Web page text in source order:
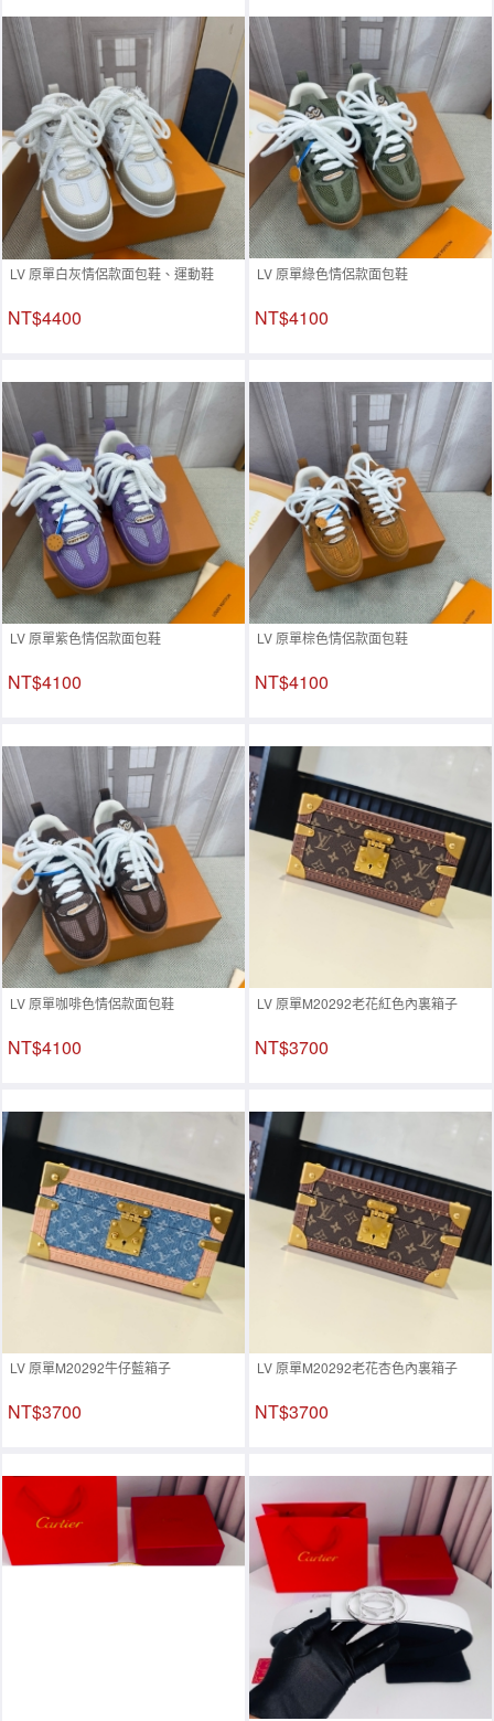
LV 原單白灰情侶款面包鞋、運動鞋
NT$4400
LV 原單綠色情侶款面包鞋
NT$4100
LV 原單紫色情侶款面包鞋
NT$4100
LV 原單棕色情侶款面包鞋
NT$4100
LV 原單咖啡色情侶款面包鞋
NT$4100
LV 原單M20292老花紅色內裏箱子
NT$3700
LV 原單M20292牛仔藍箱子
NT$3700
LV 原單M20292老花杏色內裏箱子
NT$3700